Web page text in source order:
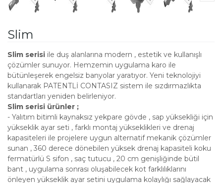
Slim
Slim serisi ile duş alanlarına modern , estetik ve kullanışlı
çözümler sunuyor. Hemzemin uygulama karo ile
bütünleşerek engelsiz banyolar yaratıyor. Yeni teknolojiyi
kullanarak PATENTLİ CONTASIZ sistem ile sızdırmazlıkta
standartları yeniden belirleniyor.
Slim serisi ürünler ;
- Yalıtım bitimli kaynaksız yekpare gövde , sap yüksekliği için
yükseklik ayar seti , farklı montaj yükseklikleri ve drenaj
kapasiteleri ile projelere uygun alternatif mekanik çözümler
sunan , 360 derece dönebilen yüksek drenaj kapasiteli koku
fermatürlü S sifon , saç tutucu , 20 cm genişliğinde bütil
bant , uygulama sonrası oluşabilecek kot farklılıklarını
önleyen yükseklik ayar setini uygulama kolaylığı sağlayacak